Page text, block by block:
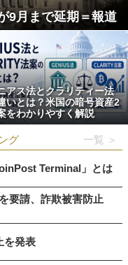
9月まで延期＝報道
アス法とクラリティー法
いとは？米国の暗号資産2
をわかりやすく解説
グ 一覧 ＞
Terminal」とは
要請、詐欺被害防止
を発表